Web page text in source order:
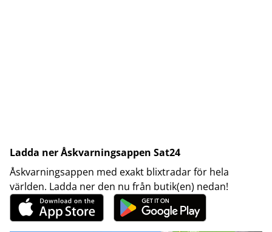
Ladda ner Åskvarningsappen Sat24
Åskvarningsappen med exakt blixtradar för hela
världen. Ladda ner den nu från butik(en) nedan!